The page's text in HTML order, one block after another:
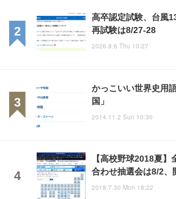
高卒認定試験、台風
再試験は8/27-28
2026.8.6 Thu 10:27
かっこいい世界史用
国」
2014.11.2 Sun 10:30
【高校野球2018夏
合わせ抽選会は8/2、
2018.7.30 Mon 18:22